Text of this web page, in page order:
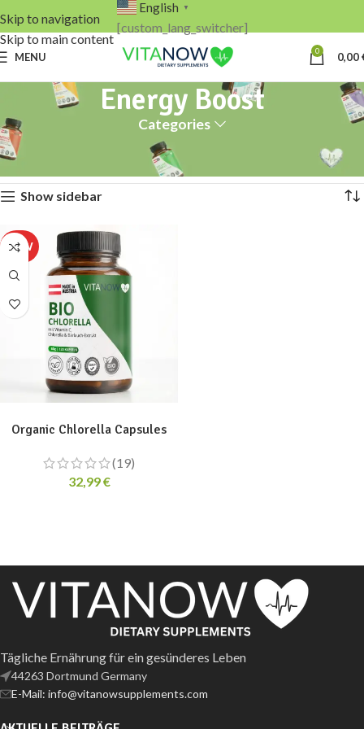
Skip to navigation
Skip to main content
English ▼
[custom_lang_switcher]
MENU 0 0,00
Energy Boost
Categories
Home Products tagged “Energy Boost” Showing the single result
Show sidebar
Organic Chlorella Capsules
(19)
32,99€
Tägliche Ernährung für ein gesünderes Leben
44263 Dortmund Germany
E-Mail: info@vitanowsupplements.com